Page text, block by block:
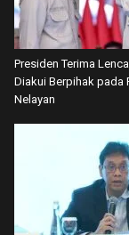
Presiden Terima
Diakui Berpihak pada
Nelayan